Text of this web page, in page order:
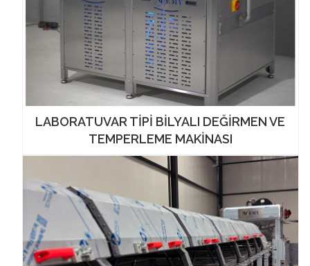
LABORATUVAR TİPİ BİLYALI DEĞİRMEN VE
TEMPERLEME MAKİNASI